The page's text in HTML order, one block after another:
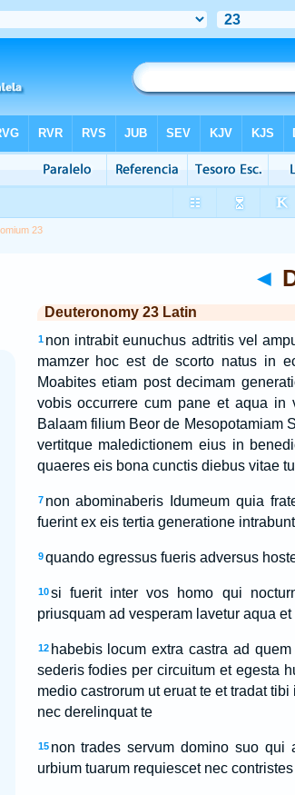
23
◄
Deuteronomy 23 Latin
1 non intrabit eunuchus adtritis vel
mamzer hoc est de scorto natus in
Moabites etiam post decimam
vobis occurrere cum pane et aqua in
Balaam filium Beor de Mesopotamiam
vertitque maledictionem eius in
quaeres eis bona cunctis diebus vitae
7 non abominaberis Idumeum quia
fuerint ex eis tertia generatione
9 quando egressus fueris adversus
10 si fuerit inter vos homo qui
priusquam ad vesperam lavetur aqua
12 habebis locum extra castra ad
sederis fodies per circuitum et egesta
medio castrorum ut eruat te et tradat
nec derelinquat te
15 non trades servum domino suo qui
urbium tuarum requiescet nec